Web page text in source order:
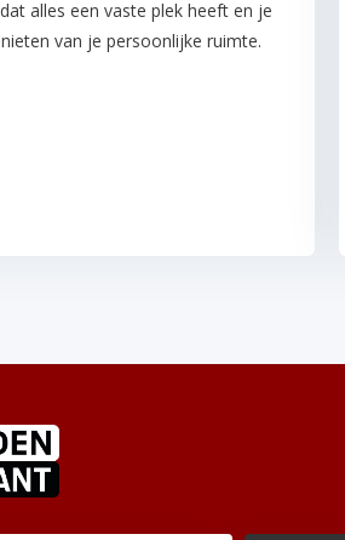
alles een vaste plek heeft en je
van je persoonlijke ruimte.